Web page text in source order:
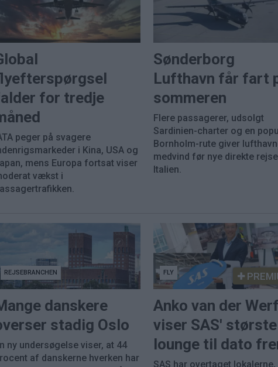
for tredje
peger på svagere
i Kina, USA og
mens Europa fortsat viser
vækst i
Sønderborg
Lufthavn får fart
sommeren
Flere passagerer, udsolgt
Sardinien-charter og en
Bornholm-rute giver
medvind før nye direkte
Italien.
REJSEBRANCHEN
danskere
stadig Oslo
ny undersøgelse viser, at 44
af danskerne hverken har
FLY
Anko van der
viser SAS' største
lounge til dato
SAS har overtaget